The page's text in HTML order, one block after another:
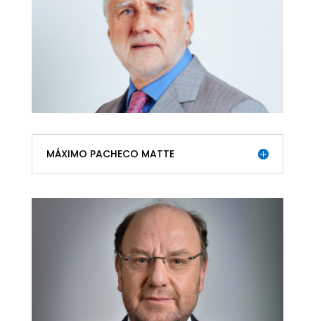
MÁXIMO PACHECO MATTE